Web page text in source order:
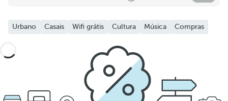
Urbano Casais Wifi grátis Cultura Música Compras